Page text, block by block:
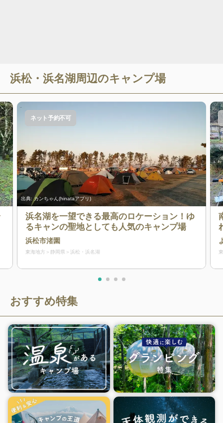
浜松・浜名湖 周辺のキャンプ場
出典:カンちゃん(hinataアプリ)
ネット予約不可
浜名湖を一望できる最高のロケーション！ゆ
るキャンの聖地としても人気のキャンプ場
浜松市渚園
東海地方 静岡県 浜松・浜名湖
出
おすすめ特集